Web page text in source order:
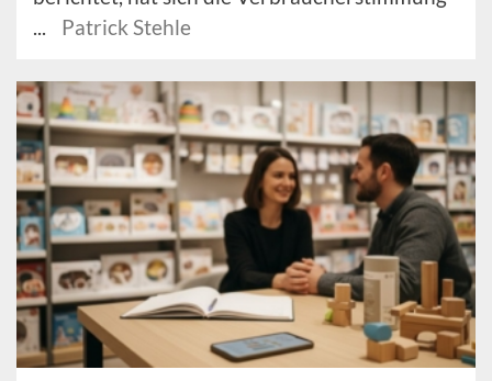
...
Patrick Stehle